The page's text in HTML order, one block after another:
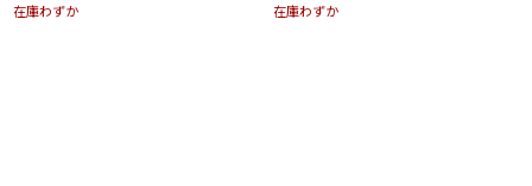
在庫わずか 在庫わずか